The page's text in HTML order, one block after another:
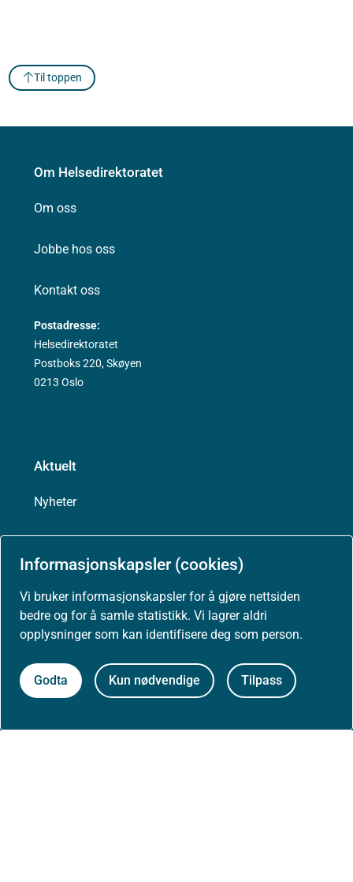
Informasjonskapsler (cookies)
Vi bruker informasjonskapsler for å gjøre nettsiden
bedre og for å samle statistikk. Vi lagrer aldri
opplysninger som kan identifisere deg som person.
Godta Kun nødvendige Tilpass
Til toppen
Om Helsedirektoratet
Om oss
Jobbe hos oss
Kontakt oss
Postadresse:
Helsedirektoratet
Postboks 220, Skøyen
0213 Oslo
Aktuelt
Nyheter
Presse